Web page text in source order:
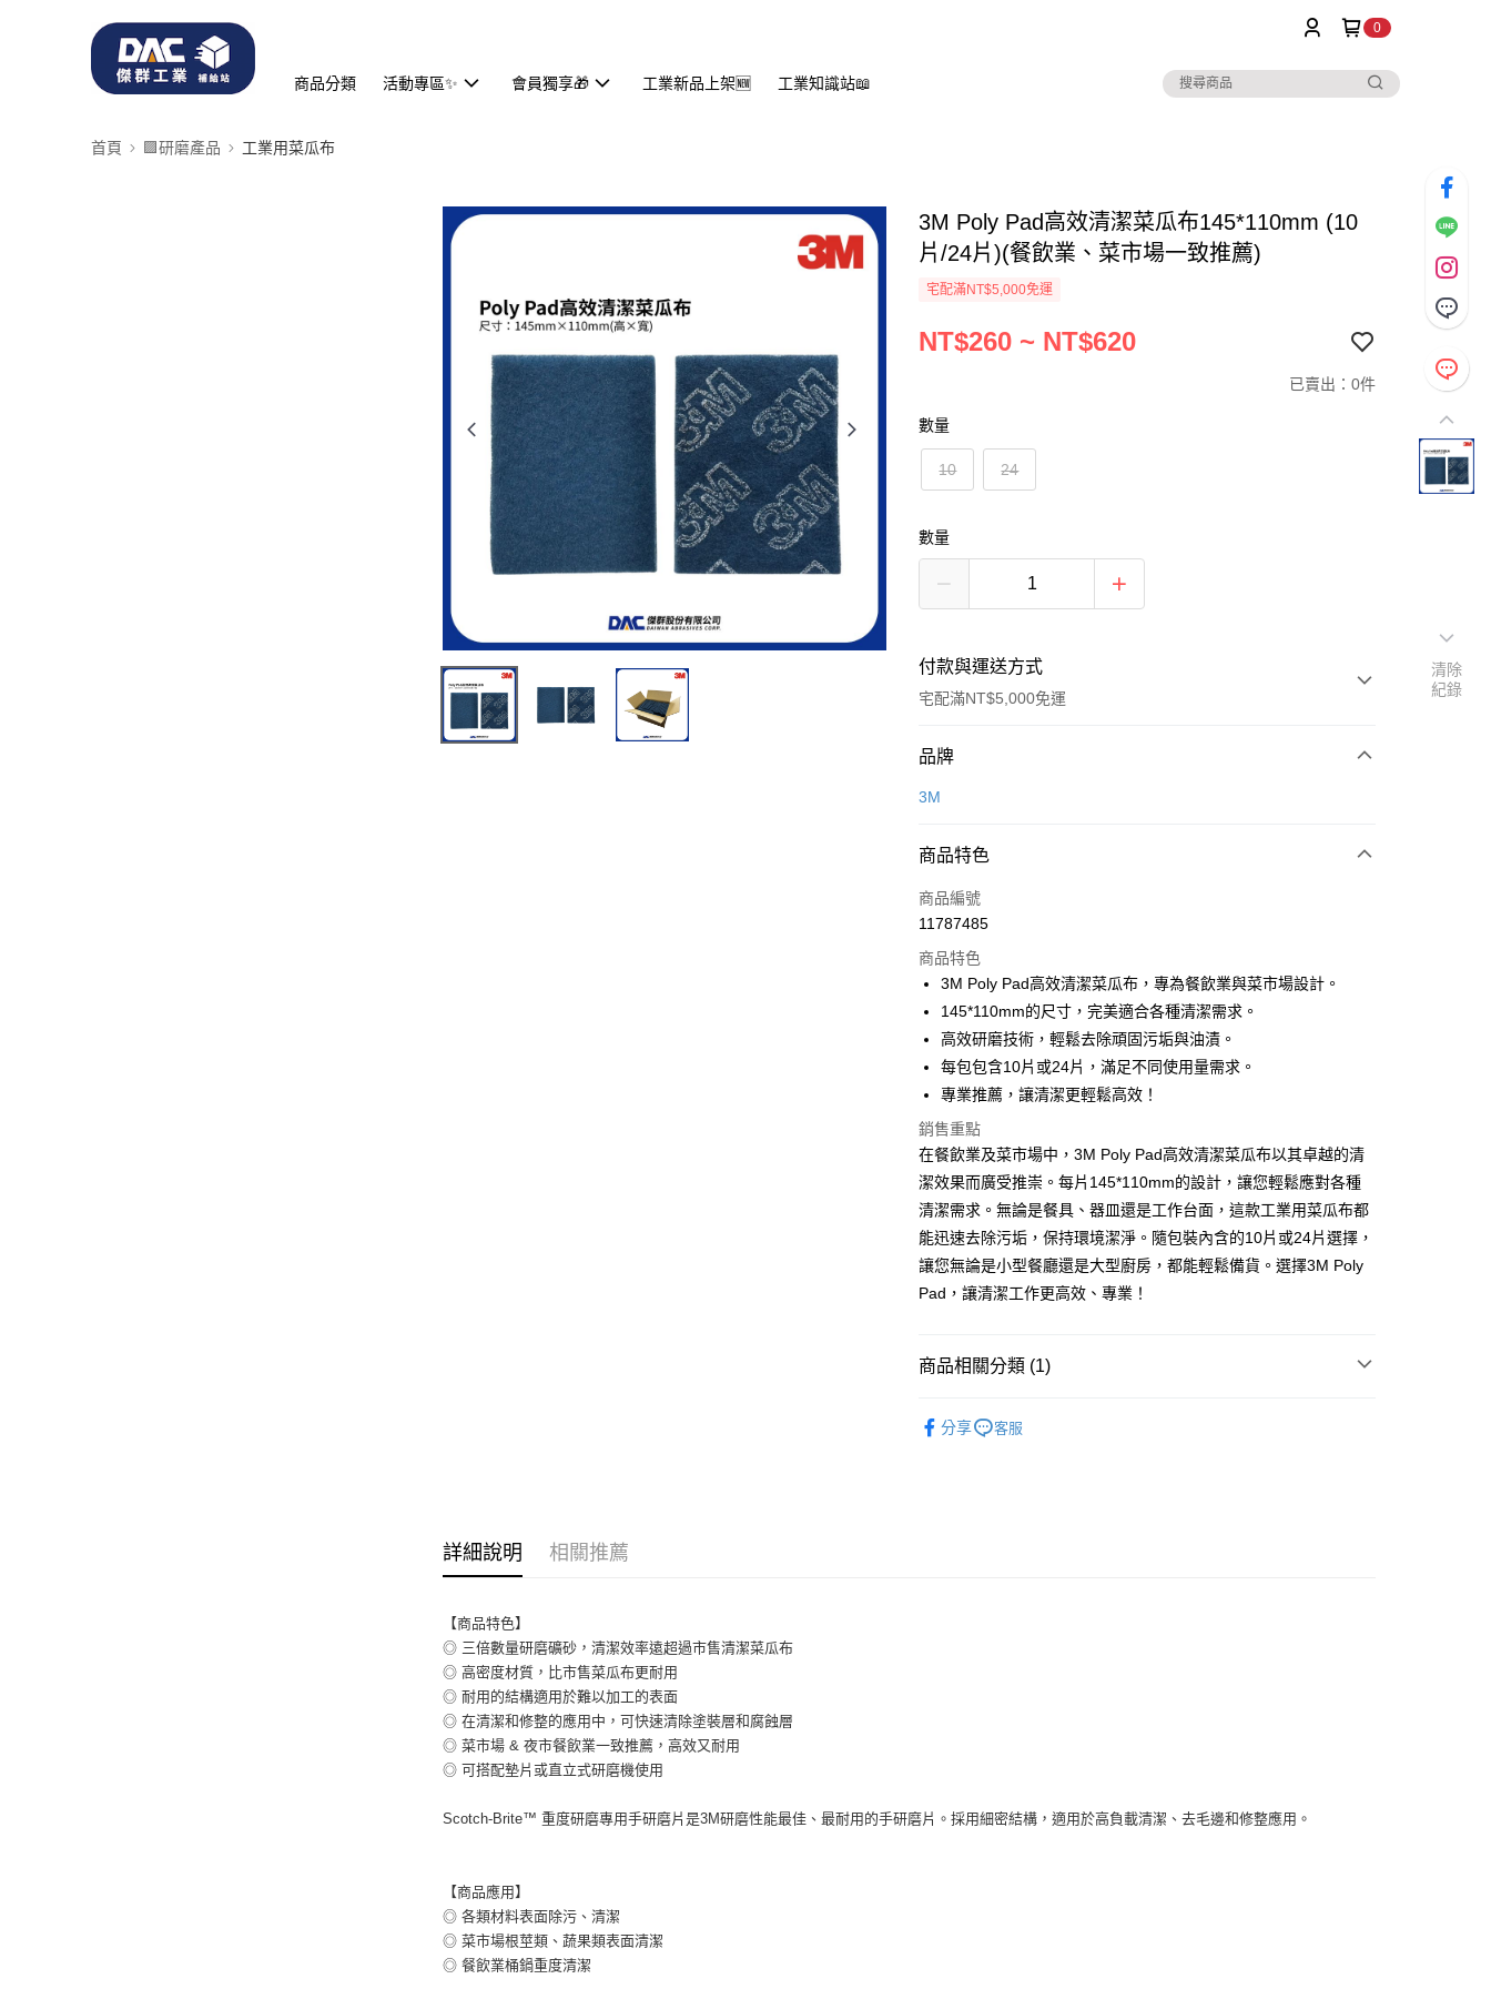
0
商品分類 活動專區✨ 會員獨享🎁 工業新品上架🆕 工業知識站📖
首頁 🟪研磨產品 工業用菜瓜布
3M Poly Pad高效清潔菜瓜布145*110mm (10
片/24片)(餐飲業、菜市場一致推薦)
宅配滿NT$5,000免運
NT$260 ~ NT$620
已賣出：0件
數量
10 24
數量
付款與運送方式
宅配滿NT$5,000免運
付款方式
信用卡一次付款
Apple Pay
街口支付
全盈+PAY
全家取貨付款
每筆NT$60
付款後全家取貨
每筆NT$60
7-11取貨付款
付款後7-11取貨
新竹物流(大件商品、貨量較大)
品牌
3M
商品特色
商品編號
11787485
商品特色
3M Poly Pad高效清潔菜瓜布，專為餐飲業與菜市場設計。
145*110mm的尺寸，完美適合各種清潔需求。
高效研磨技術，輕鬆去除頑固污垢與油漬。
每包包含10片或24片，滿足不同使用量需求。
專業推薦，讓清潔更輕鬆高效！
銷售重點
在餐飲業及菜市場中，3M Poly Pad高效清潔菜瓜布以其卓越的清
潔效果而廣受推崇。每片145*110mm的設計，讓您輕鬆應對各種
清潔需求。無論是餐具、器皿還是工作台面，這款工業用菜瓜布都
能迅速去除污垢，保持環境潔淨。隨包裝內含的10片或24片選擇，
讓您無論是小型餐廳還是大型廚房，都能輕鬆備貨。選擇3M Poly
Pad，讓清潔工作更高效、專業！
商品相關分類 (1)
分享
客服
詳細說明 相關推薦
【商品特色】
◎ 三倍數量研磨礦砂，清潔效率遠超過市售清潔菜瓜布
◎ 高密度材質，比市售菜瓜布更耐用
◎ 耐用的結構適用於難以加工的表面
◎ 在清潔和修整的應用中，可快速清除塗裝層和腐蝕層
◎ 菜市場 & 夜市餐飲業一致推薦，高效又耐用
◎ 可搭配墊片或直立式研磨機使用
Scotch-Brite™ 重度研磨專用手研磨片是3M研磨性能最佳、最耐用的手研磨片。採用細密結構，適用於高負載清潔、去毛邊和修整應用。
【商品應用】
◎ 各類材料表面除污、清潔
◎ 菜市場根莖類、蔬果類表面清潔
◎ 餐飲業桶鍋重度清潔
清除
紀錄